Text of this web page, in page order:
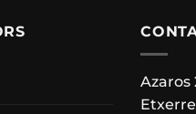
Azaros